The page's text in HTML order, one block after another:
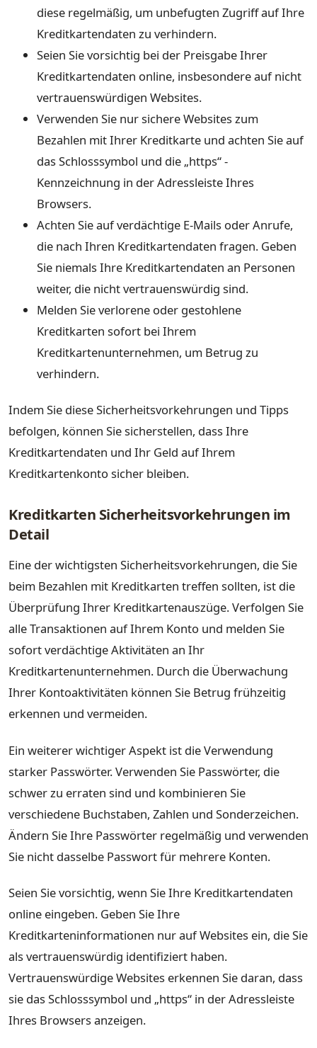
diese regelmäßig, um unbefugten Zugriff auf Ihre
Kreditkartendaten zu verhindern.
Seien Sie vorsichtig bei der Preisgabe Ihrer
Kreditkartendaten online, insbesondere auf nicht
vertrauenswürdigen Websites.
Verwenden Sie nur sichere Websites zum
Bezahlen mit Ihrer Kreditkarte und achten Sie auf
das Schlosssymbol und die „https“ -
Kennzeichnung in der Adressleiste Ihres
Browsers.
Achten Sie auf verdächtige E-Mails oder Anrufe,
die nach Ihren Kreditkartendaten fragen. Geben
Sie niemals Ihre Kreditkartendaten an Personen
weiter, die nicht vertrauenswürdig sind.
Melden Sie verlorene oder gestohlene
Kreditkarten sofort bei Ihrem
Kreditkartenunternehmen, um Betrug zu
verhindern.
Indem Sie diese Sicherheitsvorkehrungen und Tipps
befolgen, können Sie sicherstellen, dass Ihre
Kreditkartendaten und Ihr Geld auf Ihrem
Kreditkartenkonto sicher bleiben.
Kreditkarten Sicherheitsvorkehrungen im
Detail
Eine der wichtigsten Sicherheitsvorkehrungen, die Sie
beim Bezahlen mit Kreditkarten treffen sollten, ist die
Überprüfung Ihrer Kreditkartenauszüge. Verfolgen Sie
alle Transaktionen auf Ihrem Konto und melden Sie
sofort verdächtige Aktivitäten an Ihr
Kreditkartenunternehmen. Durch die Überwachung
Ihrer Kontoaktivitäten können Sie Betrug frühzeitig
erkennen und vermeiden.
Ein weiterer wichtiger Aspekt ist die Verwendung
starker Passwörter. Verwenden Sie Passwörter, die
schwer zu erraten sind und kombinieren Sie
verschiedene Buchstaben, Zahlen und Sonderzeichen.
Ändern Sie Ihre Passwörter regelmäßig und verwenden
Sie nicht dasselbe Passwort für mehrere Konten.
Seien Sie vorsichtig, wenn Sie Ihre Kreditkartendaten
online eingeben. Geben Sie Ihre
Kreditkarteninformationen nur auf Websites ein, die Sie
als vertrauenswürdig identifiziert haben.
Vertrauenswürdige Websites erkennen Sie daran, dass
sie das Schlosssymbol und „https“ in der Adressleiste
Ihres Browsers anzeigen.